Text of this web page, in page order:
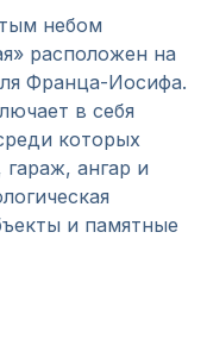
небом
расположен на
Франца-Иосифа.
в себя
которых
ангар и
и памятные